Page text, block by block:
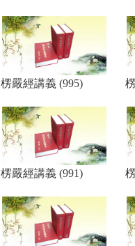
楞嚴經講義 (995)
楞嚴經講義 (991)